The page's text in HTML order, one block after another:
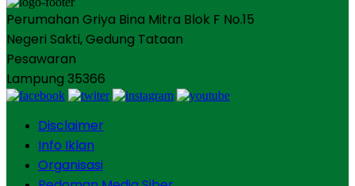
Perumahan Griya Bina Mitra Blok F No.15
Negeri Sakti, Gedung Tataan
Pesawaran
Lampung 35366
Disclaimer
Info Iklan
Organisasi